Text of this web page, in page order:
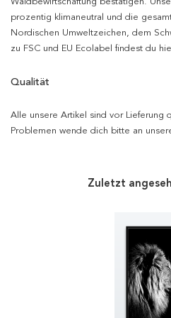
prozentig klimaneutral und die
Nordischen Umweltzeichen, dem
zu FSC und EU Ecolabel findest du
Qualität
Alle unsere Artikel sind vor Lieferung
Problemen wende dich bitte an
Zuletzt